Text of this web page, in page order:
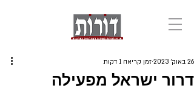
דרור ישראל מפעילה
26 באוק׳ 2023 זמן קריאה 1 דקות